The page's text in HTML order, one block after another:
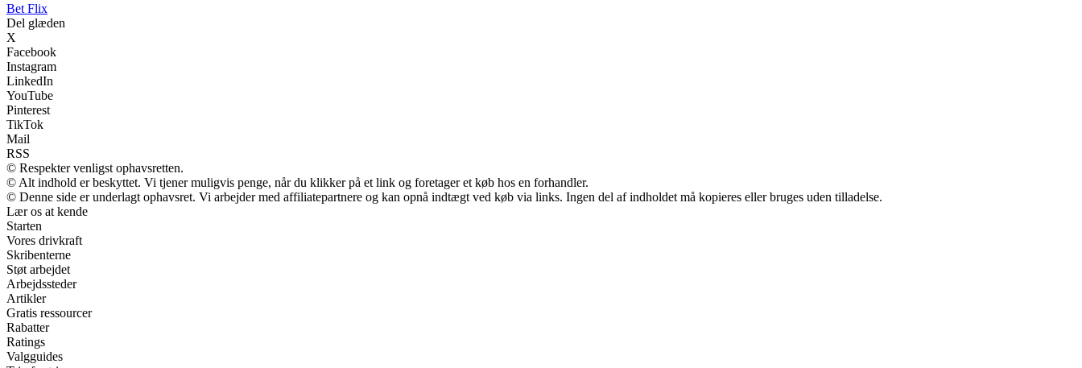
Bet Flix
Del glæden
X
Facebook
Instagram
LinkedIn
YouTube
Pinterest
TikTok
Mail
RSS
© Respekter venligst ophavsretten.
© Alt indhold er beskyttet. Vi tjener muligvis penge, når du klikker på et link og foretager et køb hos en forhandler.
© Denne side er underlagt ophavsret. Vi arbejder med affiliatepartnere og kan opnå indtægt ved køb via links. Ingen del af indholdet må kopieres eller bruges uden tilladelse.
Lær os at kende
Starten
Vores drivkraft
Skribenterne
Støt arbejdet
Arbejdssteder
Artikler
Gratis ressourcer
Rabatter
Ratings
Valgguides